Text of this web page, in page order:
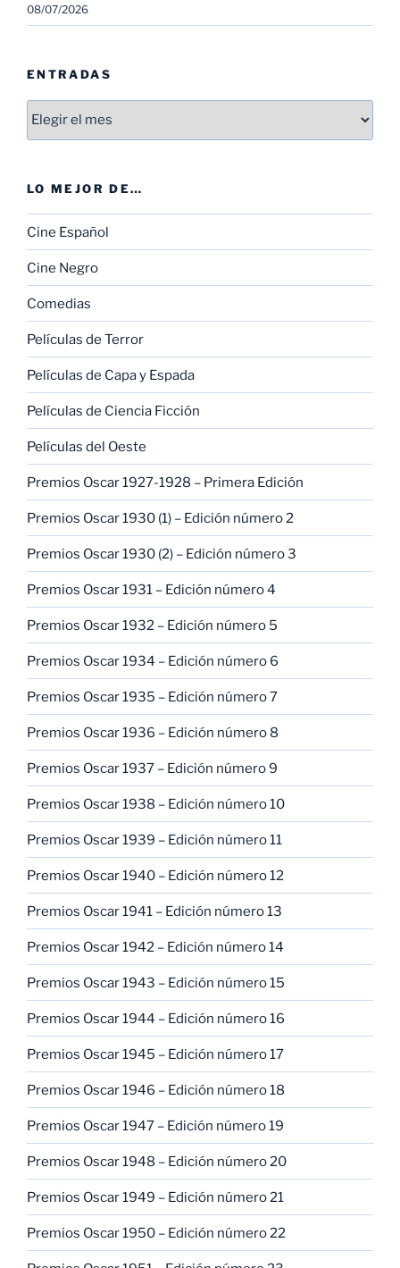
08/07/2026
ENTRADAS
Entradas
LO MEJOR DE…
Cine Español
Cine Negro
Comedias
Películas de Terror
Películas de Capa y Espada
Películas de Ciencia Ficción
Películas del Oeste
Premios Oscar 1927-1928 – Primera Edición
Premios Oscar 1930 (1) – Edición número 2
Premios Oscar 1930 (2) – Edición número 3
Premios Oscar 1931 – Edición número 4
Premios Oscar 1932 – Edición número 5
Premios Oscar 1934 – Edición número 6
Premios Oscar 1935 – Edición número 7
Premios Oscar 1936 – Edición número 8
Premios Oscar 1937 – Edición número 9
Premios Oscar 1938 – Edición número 10
Premios Oscar 1939 – Edición número 11
Premios Oscar 1940 – Edición número 12
Premios Oscar 1941 – Edición número 13
Premios Oscar 1942 – Edición número 14
Premios Oscar 1943 – Edición número 15
Premios Oscar 1944 – Edición número 16
Premios Oscar 1945 – Edición número 17
Premios Oscar 1946 – Edición número 18
Premios Oscar 1947 – Edición número 19
Premios Oscar 1948 – Edición número 20
Premios Oscar 1949 – Edición número 21
Premios Oscar 1950 – Edición número 22